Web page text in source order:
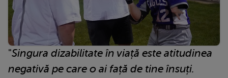
"Singura dizabilitate în viață este atitudinea
negativă pe care o ai față de tine însuți.